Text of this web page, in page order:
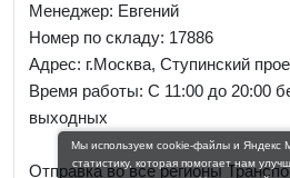
Менеджер: Евгений
Номер по складу: 17886
Адрес: г.Москва, Ступинский
Время работы: С 11:00 до 20:00
выходных
Отправка во все регионы
Мы используем cookie-файлы и Яндекс
статистику, которая помогает нам